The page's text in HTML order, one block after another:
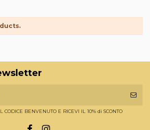
CODICE BENVENUTO E RICEVI IL 10% di SCONTO